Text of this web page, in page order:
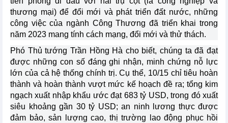
thương mại) để đổi mới và phát triển đất nước, những
công việc của ngành Công Thương đã triển khai trong
năm 2023 mang tính cách mạng, đổi mới và thử thách.
Phó Thủ tướng Trần Hồng Hà cho biết, chúng ta đã đạt
được những con số đáng ghi nhận, minh chứng nỗ lực
lớn của cả hệ thống chính trị. Cụ thể, 10/15 chỉ tiêu hoàn
thành và hoàn thành vượt mức kế hoạch đề ra; tổng kim
ngạch xuất nhập khẩu ước đạt 683 tỷ USD, trong đó xuất
siêu khoảng gần 30 tỷ USD; an ninh lương thực được
đảm bảo, sản lượng cao, thị trường lao động phục hồi